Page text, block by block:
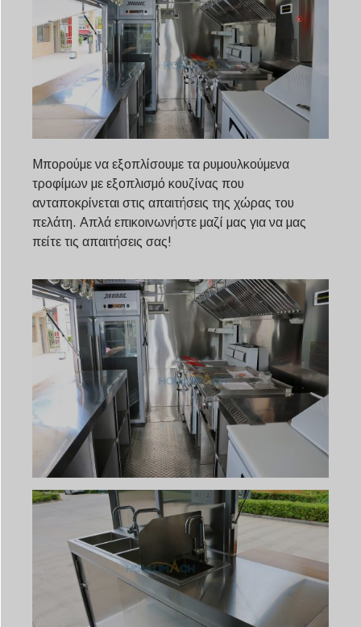
Μπορούμε να εξοπλίσουμε τα ρυμουλκούμενα
τροφίμων με εξοπλισμό κουζίνας που
ανταποκρίνεται στις απαιτήσεις της χώρας του
πελάτη. Απλά επικοινωνήστε μαζί μας για να μας
πείτε τις απαιτήσεις σας!